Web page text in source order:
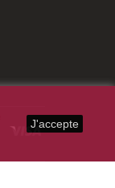
J'accepte